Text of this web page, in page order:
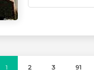
1 2 3 91